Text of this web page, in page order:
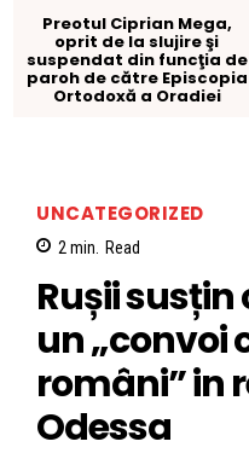
Preotul Ciprian Mega,
oprit de la slujire şi
suspendat din funcţia de
paroh de către Episcopia
Ortodoxă a Oradiei